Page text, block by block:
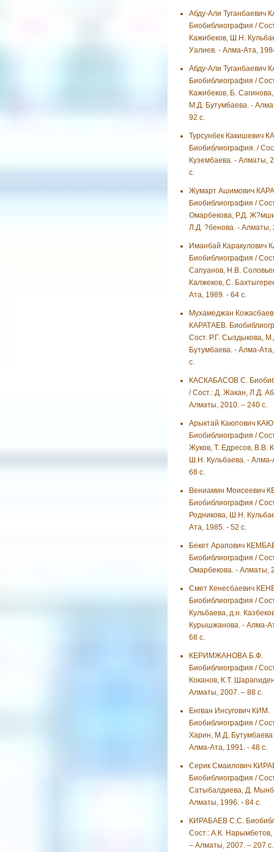
Абду-Али Туганбаевич
Биобиблиография /
Кажибеков, Ш.Н.
Уалиев. - Алма-Ата,
Абду-Али Туганбаевич
Биобиблиография /
Кажибеков, Б.
М.Д. Бутумбаева. -
92 с.
Турсунбек Какишевич
Биобиблиография. /
Кузембаева. - Алматы,
с.
Жумарт Ашимович
Биобиблиография /
Омарбекова, Р.Д.
Л.Д. ?бенова. - Алматы,
Иманбай Каракулович
Биобиблиография /
Сапуанов, Н.В.
Калжеков, С.
Ата, 1989. - 64 с.
Мухамеджан
КАРАТАЕВ.
Сост. Р.Г. Сыздыкова,
Бутумбаева. - Алма-
с.
КАСКАБАСОВ С.
/ Сост.: Д. Жакан, Л.Д.
Алматы, 2010. – 240 с.
Арыктай Каюпович
Биобиблиография /
Жуков, Т. Едресов, В.В.
Ш.Н. Кульбаева. - Алма-
68 с.
Вениамин Моисеевич
Биобиблиография /
Родникова, Ш.Н.
Ата, 1985. - 52 с.
Бекет Арапович
Биобиблиография /
Омарбекова. - Алматы,
Смет Кенесбаевич
Биобиблиография /
Кульбаева, д.н.
Курышжанова. - Алма-
68 с.
КЕРИМЖАНОВА Б.Ф.
Биобиблиография /
Коканов, К.Т.
Алматы, 2007. – 88 с.
Енгван Инсугович КИМ.
Биобиблиография /
Харин, М.Д. Бутумбаева
Алма-Ата, 1991. - 48 с.
Серик Смаилович
Биобиблиография /
Сатыбалдиева, Д.
Алматы, 1996. - 84 с.
КИРАБАЕВ С.С.
Сост.: А.К.
– Алматы, 2007. – 207 с.